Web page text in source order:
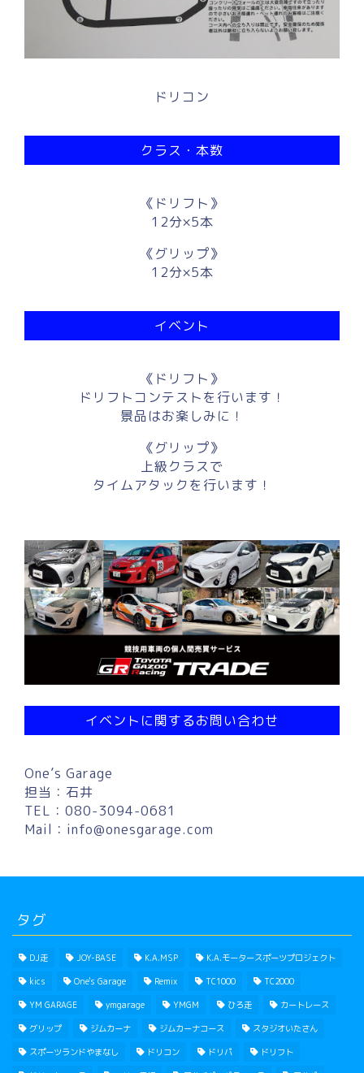
ドリコン
クラス・本数
《ドリフト》
12分×5本
《グリップ》
12分×5本
イベント
《ドリフト》
ドリフトコンテストを行います！
景品はお楽しみに！
《グリップ》
上級クラスで
タイムアタックを行います！
イベントに関するお問い合わせ
One’s Garage
担当：石井
TEL：080-3094-0681
Mail： info@onesgarage.com
タグ
DJ走 JOY-BASE K.A.MSP K.A.モータースポーツプロジェクト
kics One's Garage Remix TC1000 TC2000
YM GARAGE ymgarage YMGM ひろ走 カートレース
グリップ ジムカーナ ジムカーナコース スタジオいたさん
スポーツランドやまなし ドリコン ドリパ ドリフト